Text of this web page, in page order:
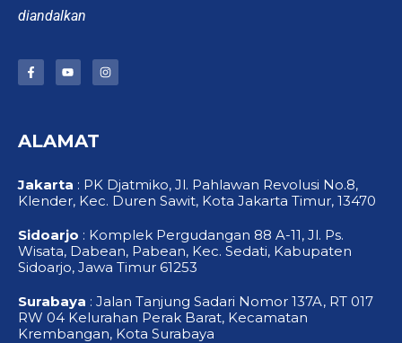
diandalkan
F
a
o
o
Y
o
b
e
I
n
ALAMAT
Jakarta : PK Djatmiko, Jl. Pahlawan Revolusi No.8,
Klender, Kec. Duren Sawit, Kota Jakarta Timur, 13470
Sidoarjo : Komplek Pergudangan 88 A-11, Jl. Ps.
Wisata, Dabean, Pabean, Kec. Sedati, Kabupaten
Sidoarjo, Jawa Timur 61253
Surabaya : Jalan Tanjung Sadari Nomor 137A, RT 017
RW 04 Kelurahan Perak Barat, Kecamatan
Krembangan, Kota Surabaya